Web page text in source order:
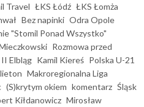
Travel ŁKS Łódź ŁKS Łomża
Bez napinki Odra Opole
"Stomil Ponad Wszystko"
Rozmowa przed
Elbląg Kamil Kiereś Polska U-21
Makroregionalna Liga
(S)krytym okiem komentarz Śląsk
Kiłdanowicz Mirosław